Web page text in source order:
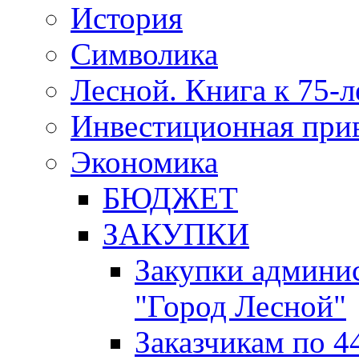
История
Символика
Лесной. Книга к 75-
Инвестиционная
Экономика
БЮДЖЕТ
ЗАКУПКИ
Закупки
"Город Лесной"
Заказчикам по